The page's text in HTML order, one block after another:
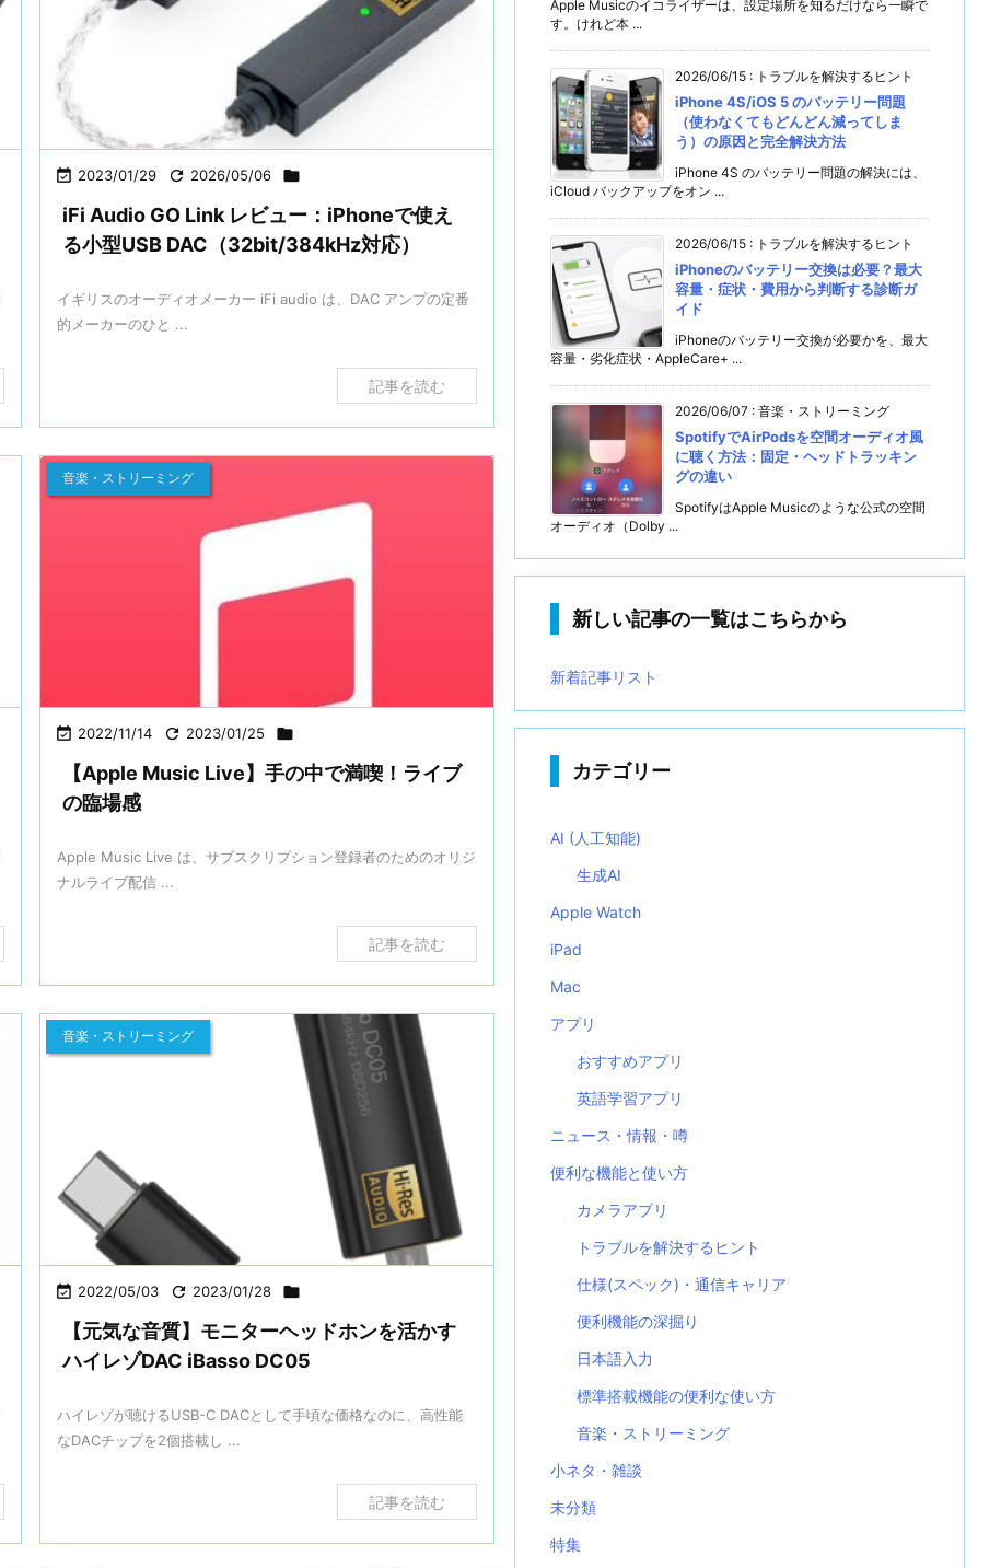
 2023/01/29  2026/05/06 
iFi Audio GO Link レビュー：iPhoneで使え
る小型USB DAC（32bit/384kHz対応）
イギリスのオーディオメーカー iFi audio は、DAC アンプの定番
的メーカーのひと ...
記事を読む
 2022/11/14  2023/01/25 
音楽・ストリーミング
【Apple Music Live】手の中で満喫！ライブ
の臨場感
Apple Music Live は、サブスクリプション登録者のためのオリジ
ナルライブ配信 ...
記事を読む
 2022/05/03  2023/01/28 
音楽・ストリーミング
【元気な音質】モニターヘッドホンを活かす
ハイレゾDAC iBasso DC05
ハイレゾが聴けるUSB-C DACとして手頃な価格なのに、高性能
なDACチップを2個搭載し ...
記事を読む
Apple Musicのイコライザーは、設定場所を知るだけなら一瞬で
す。けれど本 ...
2026/06/15 : トラブルを解決するヒント
iPhone 4S/iOS 5 のバッテリー問題
（使わなくてもどんどん減ってしま
う）の原因と完全解決方法
iPhone 4S のバッテリー問題の解決には、
iCloud バックアップをオン ...
2026/06/15 : トラブルを解決するヒント
iPhoneのバッテリー交換は必要？最大
容量・症状・費用から判断する診断ガ
イド
iPhoneのバッテリー交換が必要かを、最大
容量・劣化症状・AppleCare+ ...
2026/06/07 : 音楽・ストリーミング
SpotifyでAirPodsを空間オーディオ風
に聴く方法：固定・ヘッドトラッキン
グの違い
SpotifyはApple Musicのような公式の空間
オーディオ（Dolby ...
新しい記事の一覧はこちらから
新着記事リスト
カテゴリー
AI (人工知能)
生成AI
Apple Watch
iPad
Mac
アプリ
おすすめアプリ
英語学習アプリ
ニュース・情報・噂
便利な機能と使い方
カメラアプリ
トラブルを解決するヒント
仕様(スペック)・通信キャリア
便利機能の深掘り
日本語入力
標準搭載機能の便利な使い方
音楽・ストリーミング
小ネタ・雑談
未分類
特集